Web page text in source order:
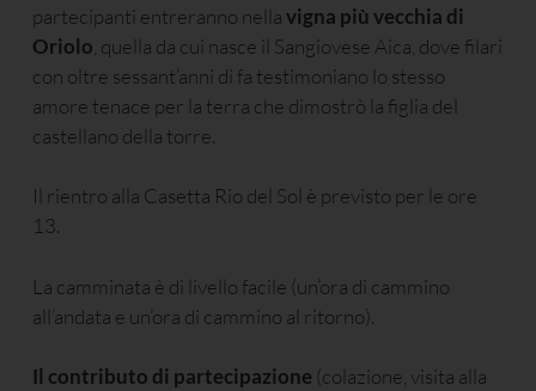
partecipanti entreranno nellavigna più vecchia di
Oriolo , quella da cui nasce il Sangiovese Aica, dove filari
con oltre sessant’anni di fa testimoniano lo stesso
amore tenace per la terra che dimostrò la figlia del
castellano della torre.
Il rientro alla Casetta Rio del Sol è previsto per le ore
13.
La camminata è di livello facile (un’ora di cammino
all’andata e un’ora di cammino al ritorno).
Il contributo di partecipazione (colazione, visita alla